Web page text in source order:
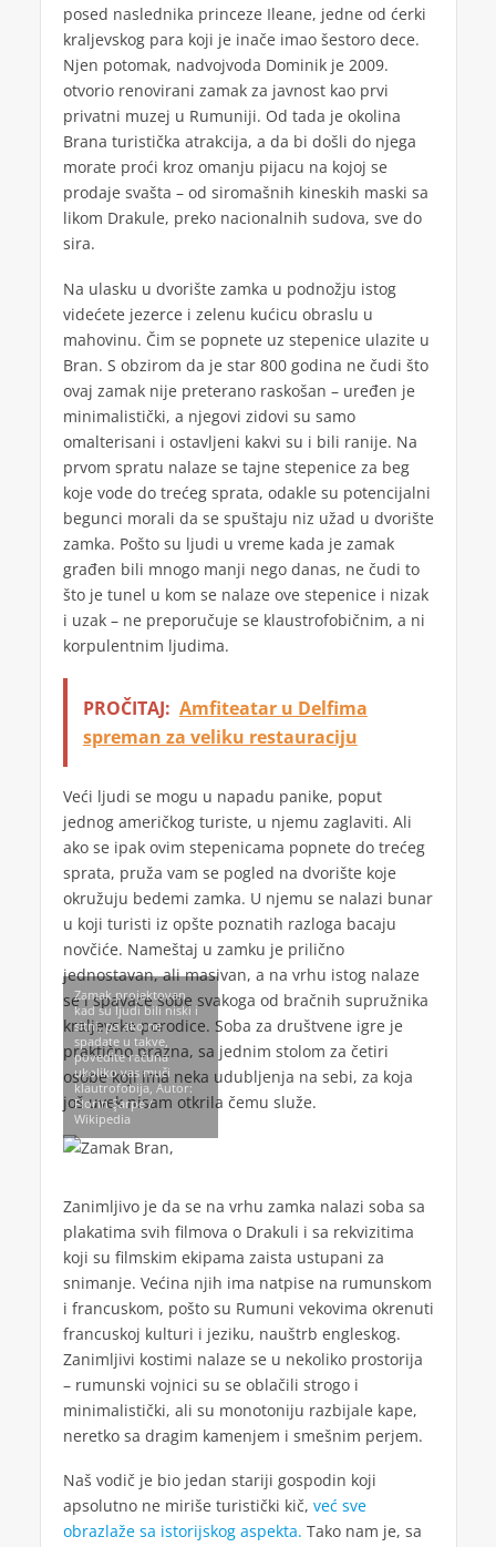
posed naslednika princeze Ileane, jedne od ćerki
kraljevskog para koji je inače imao šestoro dece.
Njen potomak, nadvojvoda Dominik je 2009.
otvorio renovirani zamak za javnost kao prvi
privatni muzej u Rumuniji. Od tada je okolina
Brana turistička atrakcija, a da bi došli do njega
morate proći kroz omanju pijacu na kojoj se
prodaje svašta – od siromašnih kineskih maski sa
likom Drakule, preko nacionalnih sudova, sve do
sira.
Na ulasku u dvorište zamka u podnožju istog
videćete jezerce i zelenu kućicu obraslu u
mahovinu. Čim se popnete uz stepenice ulazite u
Bran. S obzirom da je star 800 godina ne čudi što
ovaj zamak nije preterano raskošan – uređen je
minimalistički, a njegovi zidovi su samo
omalterisani i ostavljeni kakvi su i bili ranije. Na
prvom spratu nalaze se tajne stepenice za beg
koje vode do trećeg sprata, odakle su potencijalni
begunci morali da se spuštaju niz užad u dvorište
zamka. Pošto su ljudi u vreme kada je zamak
građen bili mnogo manji nego danas, ne čudi to
što je tunel u kom se nalaze ove stepenice i nizak
i uzak – ne preporučuje se klaustrofobičnim, a ni
korpulentnim ljudima.
PROČITAJ: Amfiteatar u Delfima
spreman za veliku restauraciju
Veći ljudi se mogu u napadu panike, poput
jednog američkog turiste, u njemu zaglaviti. Ali
ako se ipak ovim stepenicama popnete do trećeg
sprata, pruža vam se pogled na dvorište koje
okružuju bedemi zamka. U njemu se nalazi bunar
u koji turisti iz opšte poznatih razloga bacaju
novčiće. Nameštaj u zamku je prilično
jednostavan, ali masivan, a na vrhu istog nalaze
se i spavaće sobe svakoga od bračnih supružnika
kraljevske porodice. Soba za društvene igre je
praktično prazna, sa jednim stolom za četiri
osobe koji ima neka udubljenja na sebi, za koja
još uvek nisam otkrila čemu služe.
Zamak projektovan
kad su ljudi bili niski i
sitni, pa ako ne
spadate u takve,
povedite računa
ukoliko vas muči
klautrofobija, Autor:
Florin Şarpe /
Wikipedia
Zanimljivo je da se na vrhu zamka nalazi soba sa
plakatima svih filmova o Drakuli i sa rekvizitima
koji su filmskim ekipama zaista ustupani za
snimanje. Većina njih ima natpise na rumunskom
i francuskom, pošto su Rumuni vekovima okrenuti
francuskoj kulturi i jeziku, nauštrb engleskog.
Zanimljivi kostimi nalaze se u nekoliko prostorija
– rumunski vojnici su se oblačili strogo i
minimalistički, ali su monotoniju razbijale kape,
neretko sa dragim kamenjem i smešnim perjem.
Naš vodič je bio jedan stariji gospodin koji
apsolutno ne miriše turistički kič, već sve
obrazlaže sa istorijskog aspekta. Tako nam je, sa